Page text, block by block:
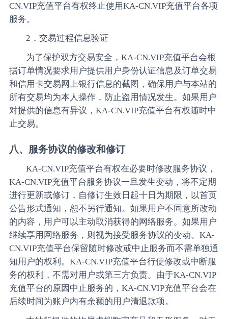
CN.VIP充值平台有权终止使用KA-CN.VIP充值平台各项
服务。
2．交易过程信息验证
为了保护双方交易安全，KA-CN.VIP充值平台会根
据订单情况要求用户提供用户身份认证信息及订单交易
和信用卡交易网上银行信息的截图，确保用户与本站的
所有交易均为本人操作，防止盗用情况发生。如果用户
对提供的信息有异议，KA-CN.VIP充值平台有权随时中
止交易。
八、服务协议的修改和修订
KA-CN.VIP充值平台有权在必要时修改服务协议，
KA-CN.VIP充值平台服务协议一旦发生变动，将不定期
进行更新或修订，自修订生效日起十日为期限，以首页
公告形式通知，恕不另行通知。如果用户不同意所改动
的内容，用户可以主动取消获得的网络服务。如果用户
继续享用网络服务，则视为接受服务协议的变动。KA-
CN.VIP充值平台保留随时修改或中止服务而不需单独通
知用户的权利。KA-CN.VIP充值平台行使修改或中断服
务的权利，不需对用户或第三方负责。由于KA-CN.VIP
充值平台的原因中止服务的，KA-CN.VIP充值平台会在
后续时间为账户内有余额的用户清退款项。